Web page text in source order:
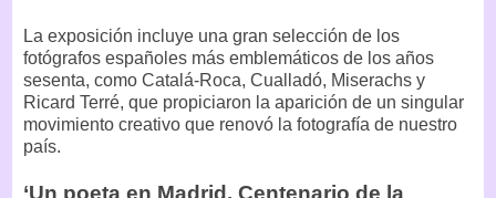
La exposición incluye una gran selección de los
fotógrafos españoles más emblemáticos de los años
sesenta, como Catalá-Roca, Cualladó, Miserachs y
Ricard Terré, que propiciaron la aparición de un singular
movimiento creativo que renovó la fotografía de nuestro
país.
‘Un poeta en Madrid. Centenario de la